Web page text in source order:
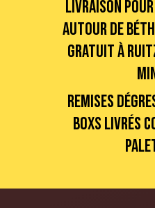
Livraison
autour de
gratuit à
Remises
boxs livrés